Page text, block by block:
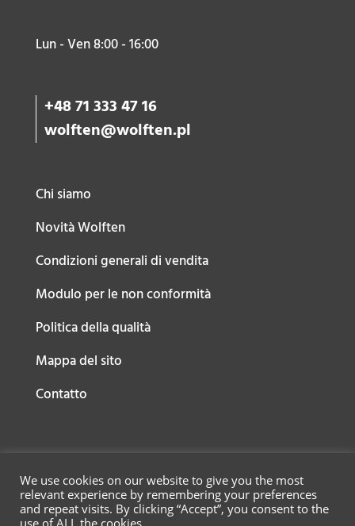
Lun - Ven 8:00 - 16:00
+48 71 333 47 16
wolften@wolften.pl
Chi siamo
Novità Wolften
Condizioni generali di vendita
Modulo per le non conformità
Politica della qualità
Mappa del sito
Contatto
We use cookies on our website to give you the most
relevant experience by remembering your preferences
and repeat visits. By clicking “Accept”, you consent to the
use of ALL the cookies.